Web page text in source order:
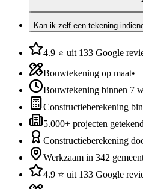
Kan ik zelf een tekening
4.9 ⭐ uit 133 Google
Bouwtekening op maat•
Bouwtekening binnen 7
Constructieberekening
5.000+ projecten getekend
Constructieberekening
Werkzaam in 342
4.9 ⭐ uit 133 Google